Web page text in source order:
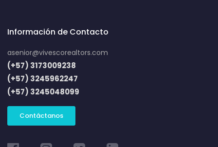
Información de Contacto
asenior@vivescorealtors.com
(+57) 3173009238
(+57) 3245962247
(+57) 3245048099
Contáctanos